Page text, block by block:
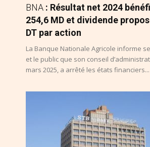
BNA : Résultat net 2024
254,6 MD et dividende
DT par action
La Banque Nationale Agricole informe
et le public que son conseil
mars 2025, a arrêté les états financiers...